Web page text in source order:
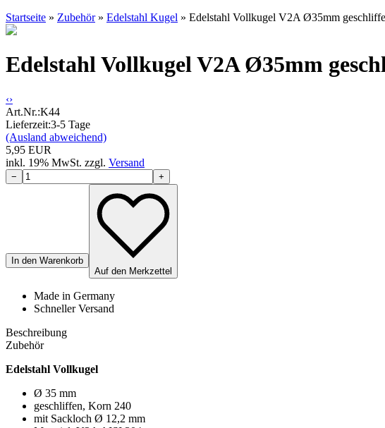
Startseite » Zubehör» Edelstahl Kugel » Edelstahl Vollkugel V2A Ø35mm
5,95
EUR
Edelstahl Vollkugel V2A Ø35mm
‹›
Art.Nr.:K44
Lieferzeit:3-5 Tage
(Ausland abweichend)
5,95 EUR
inkl. 19% MwSt. zzgl. Versand
− +
In den Warenkorb
Auf den Merkzettel
Made in Germany
Schneller Versand
Beschreibung
Zubehör
Edelstahl Vollkugel
Ø 35 mm
geschliffen, Korn 240
mit Sackloch Ø 12,2 mm